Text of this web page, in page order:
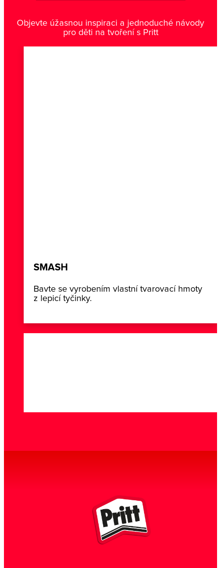
Objevte úžasnou inspiraci a jednoduché návody
pro děti na tvoření s Pritt
SMASH
Bavte se vyrobením vlastní tvarovací hmoty
z lepicí tyčinky.